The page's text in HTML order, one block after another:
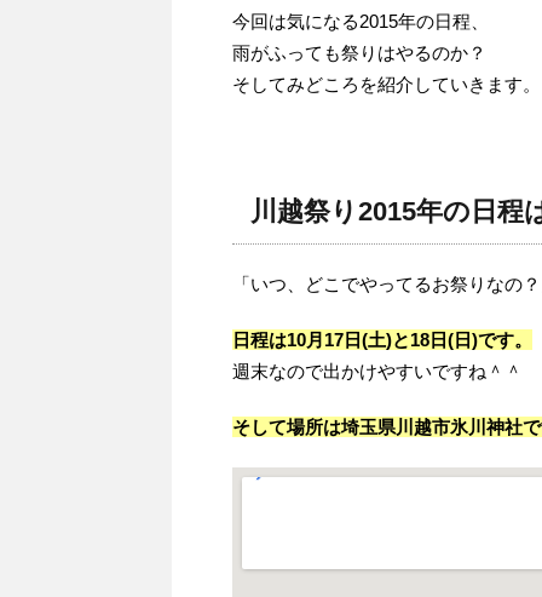
今回は気になる2015年の日程、
雨がふっても祭りはやるのか？
そしてみどころを紹介していきます。
川越祭り2015年の日程
「いつ、どこでやってるお祭りなの？
日程は10月17日(土)と18日(日)です。
週末なので出かけやすいですね＾＾
そして場所は埼玉県川越市氷川神社で